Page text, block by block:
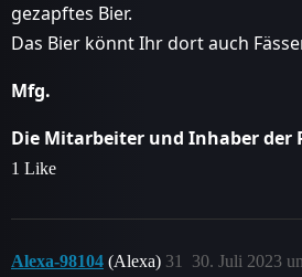
gezapftes Bier.
Das Bier könnt Ihr dort auch
Mfg.
Die Mitarbeiter und Inhaber der
1 Like
Alexa-98104 (Alexa) 30. Juli 2023
31